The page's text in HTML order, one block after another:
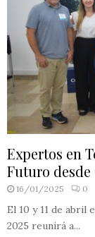
Expertos en
Futuro
16/01/2025 0
El 10 y 11 de abril
2025 reunirá a...